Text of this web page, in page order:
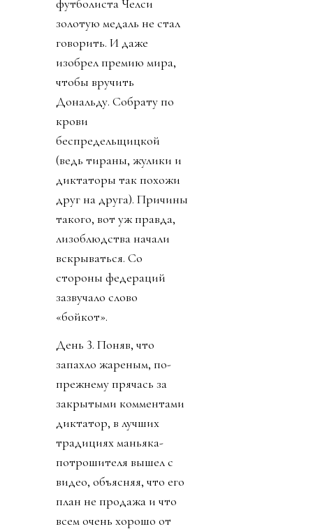
футболиста Челси
золотую медаль не стал
говорить. И даже
изобрел премию мира,
чтобы вручить
Дональду. Собрату по
крови
беспредельщицкой
(ведь тираны, жулики и
диктаторы так похожи
друг на друга). Причины
такого, вот уж правда,
лизоблюдства начали
вскрываться. Со
стороны федераций
зазвучало слово
«бойкот».
День 3. Поняв, что
запахло жареным, по-
прежнему прячась за
закрытыми комментами
диктатор, в лучших
традициях маньяка-
потрошителя вышел с
видео, объясняя, что его
план не продажа и что
всем очень хорошо от